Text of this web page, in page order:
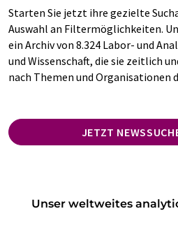
Starten Sie jetzt ihre gezielte
Auswahl an Filtermöglichkeiten.
ein Archiv von 8.324 Labor- und
und Wissenschaft, die sie zeitlich
nach Themen und Organisationen
JETZT
Unser weltweites